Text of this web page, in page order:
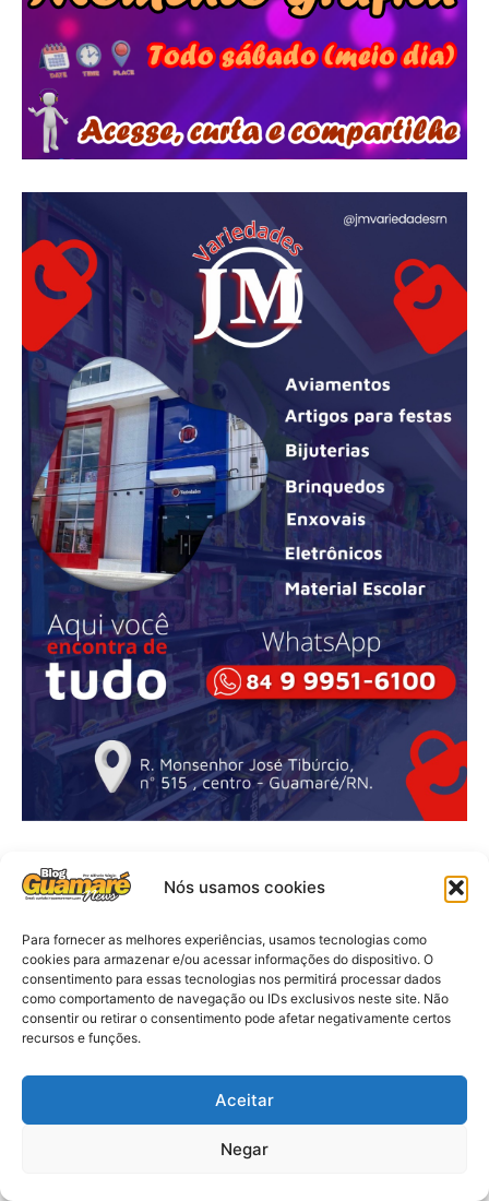
Nós usamos cookies
Para fornecer as melhores experiências, usamos tecnologias como
cookies para armazenar e/ou acessar informações do dispositivo. O
consentimento para essas tecnologias nos permitirá processar dados
como comportamento de navegação ou IDs exclusivos neste site. Não
consentir ou retirar o consentimento pode afetar negativamente certos
recursos e funções.
Aceitar
Negar